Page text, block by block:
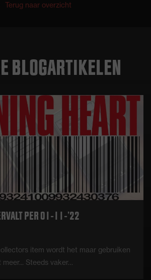
Terug naar overzicht
BLOGARTIKELEN
PER 01-11-’22
item wordt het maar gebruiken
Steeds vaker…